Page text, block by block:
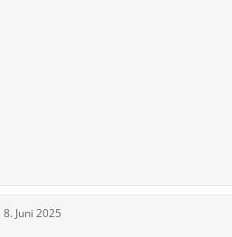
8. Juni 2025